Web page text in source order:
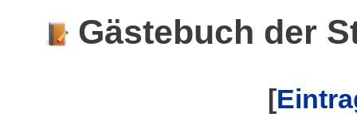
Gästebuch der
[